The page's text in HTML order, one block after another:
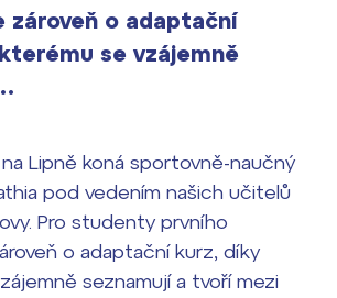
kola přijímacího řízení
stipendia
zároveň o adaptační
se vzájemně
Lipně koná sportovně-naučný
pod vedením našich učitelů
Pro studenty prvního
o adaptační kurz, díky
seznamují a tvoří mezi